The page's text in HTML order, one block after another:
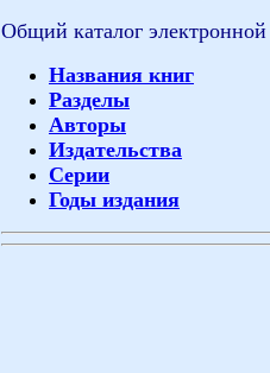
Общий каталог
Названия книг
Разделы
Авторы
Издательства
Серии
Годы издания